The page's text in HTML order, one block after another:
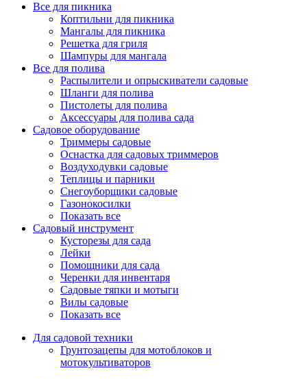
Все для пикника
Коптильни для пикника
Мангалы для пикника
Решетка для гриля
Шампуры для мангала
Все для полива
Распылители и опрыскиватели садовые
Шланги для полива
Пистолеты для полива
Аксессуары для полива сада
Садовое оборудование
Триммеры садовые
Оснастка для садовых триммеров
Воздуходувки садовые
Теплицы и парники
Снегоуборщики садовые
Газонокосилки
Показать все
Садовый инструмент
Кусторезы для сада
Лейки
Помощники для сада
Черенки для инвентаря
Садовые тяпки и мотыги
Вилы садовые
Показать все
Для садовой техники
Грунтозацепы для мотоблоков и
мотокультиваторов